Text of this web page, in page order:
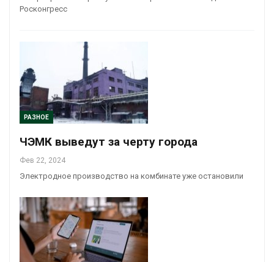
Росконгресс
РАЗНОЕ
ЧЭМК выведут за черту города
Фев 22, 2024
Электродное производство на комбинате уже остановили